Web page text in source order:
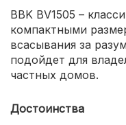
BBK BV1505 –
компактными
всасывания за
подойдет для
частных домов.
Достоинства